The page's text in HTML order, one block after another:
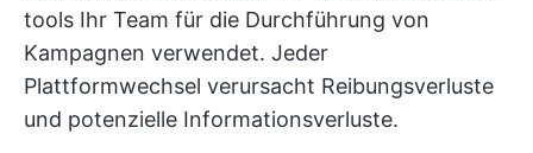
tools Ihr Team für die Durchführung von
Kampagnen verwendet. Jeder
Plattformwechsel verursacht Reibungsverluste
und potenzielle Informationsverluste.